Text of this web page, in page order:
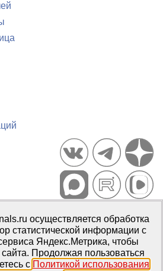
PsyJournals.ru, 2007–2026
СМИЭл № ФС77-66447 от 14 июля
осуществляется обработка
статистической информации с
Яндекс.Метрика, чтобы
Продолжая пользоваться
с Политикой использования